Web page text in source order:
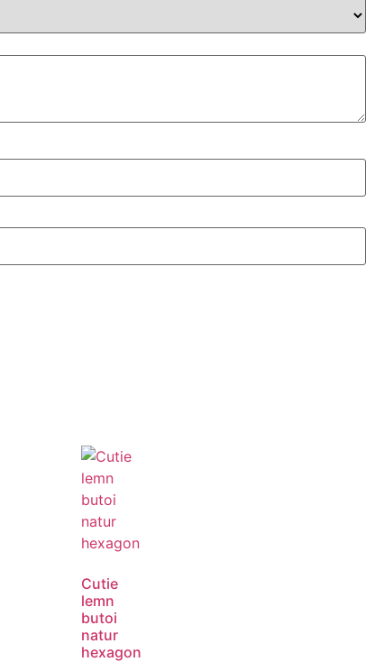
Cutie
lemn
butoi
natur
hexagon